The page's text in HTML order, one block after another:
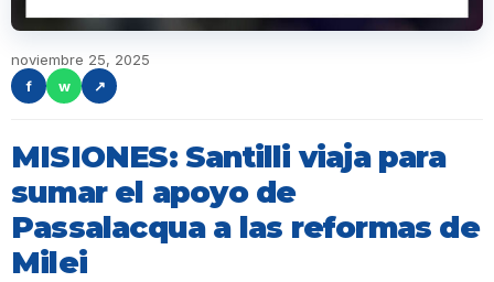
noviembre 25, 2025
f
w ↗
MISIONES: Santilli viaja para
sumar el apoyo de
Passalacqua a las reformas de
Milei